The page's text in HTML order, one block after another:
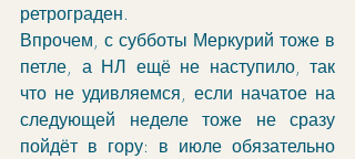
ретрограден.
Впрочем, с субботы Меркурий тоже в
петле, а НЛ ещё не наступило, так
что не удивляемся, если начатое на
следующей неделе тоже не сразу
пойдёт в гору: в июле обязательно